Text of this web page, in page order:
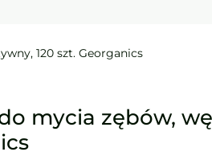
120 szt. Georganics
mycia zębów,